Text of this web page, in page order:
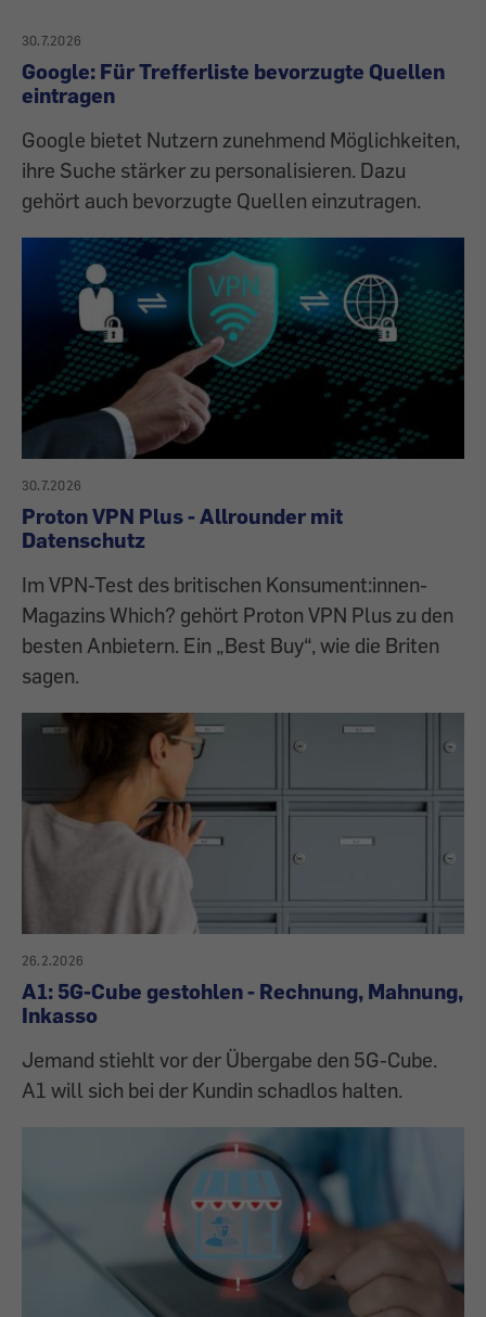
30.7.2026
Google: Für Trefferliste bevorzugte Quellen
eintragen
Google bietet Nutzern zunehmend Möglichkeiten,
ihre Suche stärker zu personalisieren. Dazu
gehört auch bevorzugte Quellen einzutragen.
30.7.2026
Proton VPN Plus - Allrounder mit
Datenschutz
Im VPN-Test des britischen Konsument:innen-
Magazins Which? gehört Proton VPN Plus zu den
besten Anbietern. Ein „Best Buy“, wie die Briten
sagen.
26.2.2026
A1: 5G-Cube gestohlen - Rechnung, Mahnung,
Inkasso
Jemand stiehlt vor der Übergabe den 5G-Cube.
A1 will sich bei der Kundin schadlos halten.